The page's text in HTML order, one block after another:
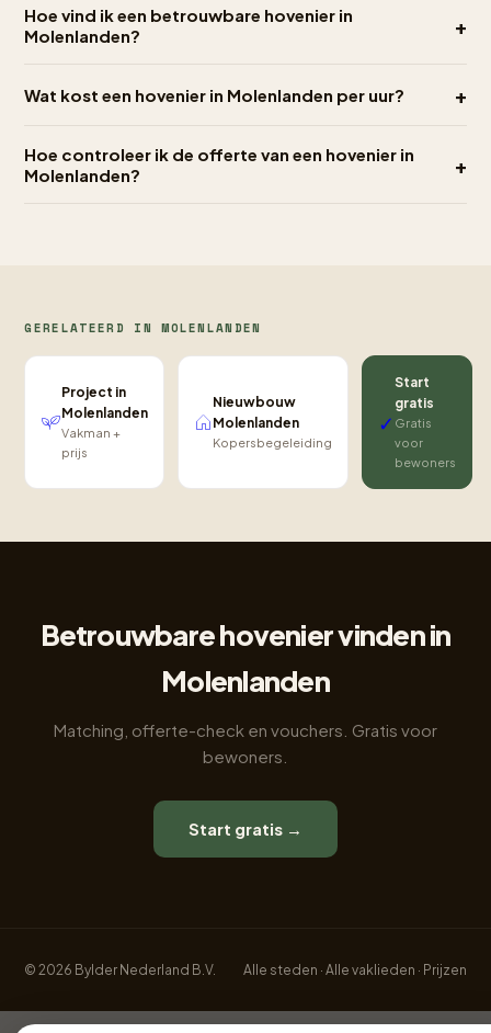
Hoe vind ik een betrouwbare hovenier in
Molenlanden?
+
Wat kost een hovenier in Molenlanden per uur? +
Hoe controleer ik de offerte van een hovenier in
Molenlanden?
+
GERELATEERD IN MOLENLANDEN
Project in
Molenlanden
Vakman +
prijs
Nieuwbouw
Molenlanden
Kopersbegeleiding
✓
Start
gratis
Gratis
voor
bewoners
Betrouwbare hovenier vinden in
Molenlanden
Matching, offerte-check en vouchers. Gratis voor
bewoners.
Start gratis →
© 2026 Bylder Nederland B.V. Alle steden · Alle vaklieden · Prijzen